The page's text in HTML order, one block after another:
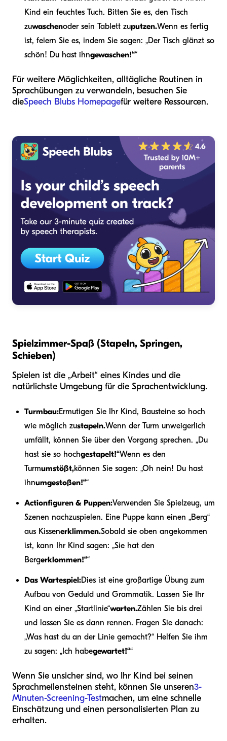
Kind ein feuchtes Tuch. Bitten Sie es, den Tisch
zuwaschenoder sein Tablett zuputzen.Wenn es fertig
ist, feiern Sie es, indem Sie sagen: „Der Tisch glänzt so
schön! Du hast ihngewaschen!““
Für weitere Möglichkeiten, alltägliche Routinen in
Sprachübungen zu verwandeln, besuchen Sie
dieSpeech Blubs Homepagefür weitere Ressourcen.
Spielzimmer-Spaß (Stapeln, Springen,
Schieben)
Spielen ist die „Arbeit“ eines Kindes und die
natürlichste Umgebung für die Sprachentwicklung.
Turmbau:Ermutigen Sie Ihr Kind, Bausteine so hoch
wie möglich zustapeln.Wenn der Turm unweigerlich
umfällt, können Sie über den Vorgang sprechen. „Du
hast sie so hochgestapelt!“Wenn es den
Turmumstößt,können Sie sagen: „Oh nein! Du hast
ihnumgestoßen!““
Actionfiguren & Puppen:Verwenden Sie Spielzeug, um
Szenen nachzuspielen. Eine Puppe kann einen „Berg“
aus Kissenerklimmen.Sobald sie oben angekommen
ist, kann Ihr Kind sagen: „Sie hat den
Bergerklommen!““
Das Wartespiel:Dies ist eine großartige Übung zum
Aufbau von Geduld und Grammatik. Lassen Sie Ihr
Kind an einer „Startlinie“warten.Zählen Sie bis drei
und lassen Sie es dann rennen. Fragen Sie danach:
„Was hast du an der Linie gemacht?“ Helfen Sie ihm
zu sagen: „Ich habegewartet!““
Wenn Sie unsicher sind, wo Ihr Kind bei seinen
Sprachmeilensteinen steht, können Sie unseren3-
Minuten-Screening-Testmachen, um eine schnelle
Einschätzung und einen personalisierten Plan zu
erhalten.